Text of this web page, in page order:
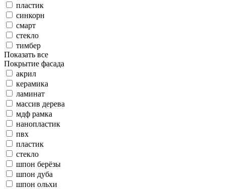
пластик
синкорн
смарт
стекло
тимбер
Показать все
Покрытие фасада
акрил
керамика
ламинат
массив дерева
мдф рамка
нанопластик
пвх
пластик
стекло
шпон берёзы
шпон дуба
шпон ольхи